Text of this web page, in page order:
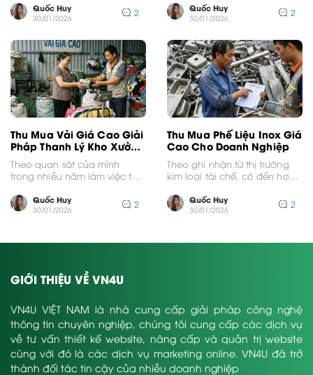
kiến những...
Quốc Huy
30/01/2026 2 Quốc Huy
30/01/2026 2
Thu Mua Vải Giá Cao Giải
Pháp Thanh Lý Kho Xưởng
Hiệu Quả
Theo quan sát của mình
trong nhiều năm làm việc tại
đến 30%...
Quốc Huy
30/01/2026 2
Thu Mua Phế Liệu Inox Giá
Cao Cho Doanh Nghiệp
Theo ghi nhận từ thị trường
kim loại tái chế, có đến hơn
Quốc Huy
30/01/2026 2
GIỚI THIỆU VỀ VN4U
VN4U VIỆT NAM là nhà cung cấp giải pháp công nghệ
thông tin chuyên nghiệp, chúng tôi cung cấp các dịch vụ
về tư vấn thiết kế website, nâng cấp và quản trị website
cùng với đó là các dịch vụ marketing online. VN4U đã trở
thành đối tác tin cậy của nhiều doanh nghiệp